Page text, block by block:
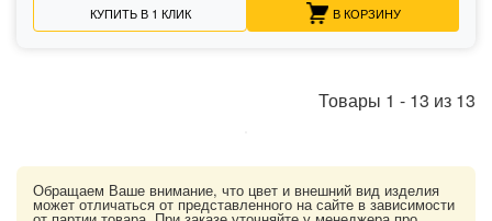
КУПИТЬ В 1 КЛИК В КОРЗИНУ
Товары 1 - 13 из 13
Обращаем Ваше внимание, что цвет и внешний вид изделия
может отличаться от представленного на сайте в зависимости